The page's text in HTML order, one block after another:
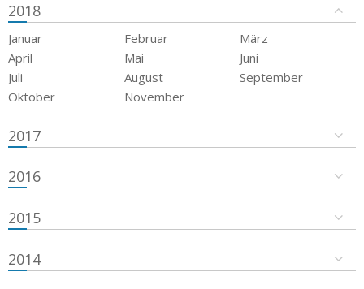
2018
Januar Februar
März
April
Mai
Juni
Juli
August
September
Oktober
November
2017
2016
2015
2014